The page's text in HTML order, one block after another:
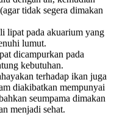
tidak segera dimakan
lipat pada akuarium yang
lumut.
dicampurkan pada
kebutuhan.
terhadap ikan juga
diakibatkan mempunyai
seumpama dimakan
menjadi sehat.